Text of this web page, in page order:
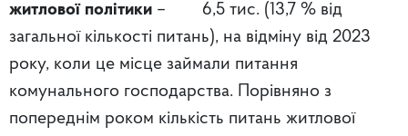
житлової політики – 6,5 тис. (13,7 % від
загальної кількості питань), на відміну від 2023
року, коли це місце займали питання
комунального господарства. Порівняно з
попереднім роком кількість питань житлової